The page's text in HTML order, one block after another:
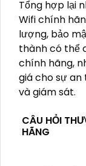
Tổng hợp lại
Wifi chính
lượng, bảo
thành có thể
chính hãng,
giá cho sự an
và giám sát.
CÂU HỎI
HÃNG